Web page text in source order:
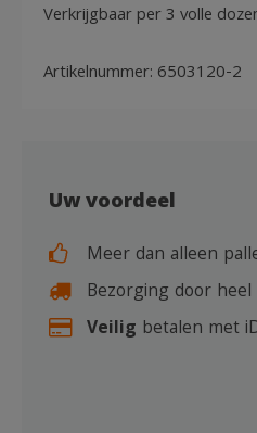
Verkrijgbaar per 3 volle
Artikelnummer: 6503120-2
Uw voordeel
Meer dan alleen
Bezorging door heel
Veilig betalen met